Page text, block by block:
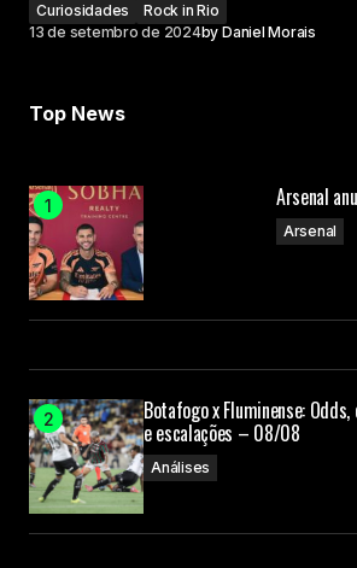
Curiosidades
Rock in Rio
13 de setembro de 2024by Daniel Morais
Top News
Arsenal
Arsenal
Botafogo x Fluminense:
e escalações – 08/08
Análises